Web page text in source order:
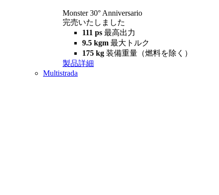
Monster 30° Anniversario
完売いたしました
111 ps 最高出力
9.5 kgm 最大トルク
175 kg 装備重量（燃料を除く）
製品詳細
Multistrada